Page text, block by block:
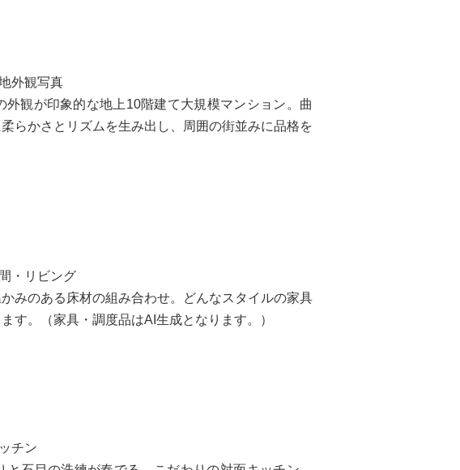
観が印象的な地上10階建て大規模マンション。曲
らかさとリズムを生み出し、周囲の街並みに品格を
みのある床材の組み合わせ。どんなスタイルの家具
す。（家具・調度品はAI生成となります。）